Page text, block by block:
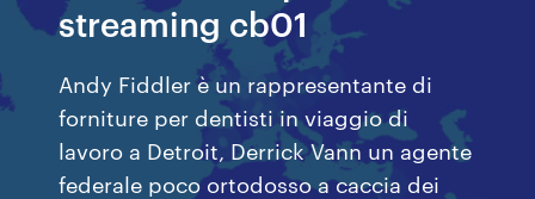
streaming cb01
Andy Fiddler è un rappresentante di
forniture per dentisti in viaggio di
lavoro a Detroit, Derrick Vann un agente
federale poco ortodosso a caccia dei